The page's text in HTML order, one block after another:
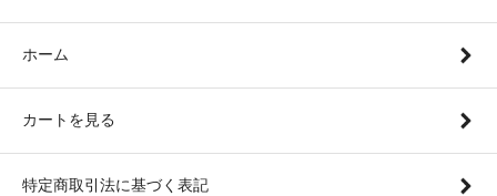
ホーム
カートを見る
特定商取引法に基づく表記